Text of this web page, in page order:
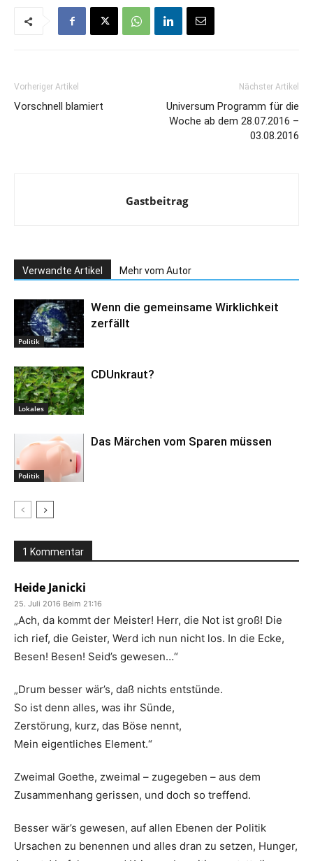
Vorheriger Artikel
Vorschnell blamiert
Nächster Artikel
Universum Programm für die
Woche ab dem 28.07.2016 –
03.08.2016
Gastbeitrag
Verwandte Artikel Mehr vom Autor
Politik
Wenn die gemeinsame Wirklichkeit
zerfällt
Lokales
CDUnkraut?
Politik
Das Märchen vom Sparen müssen
1 Kommentar
Heide Janicki
25. Juli 2016 Beim 21:16
„Ach, da kommt der Meister! Herr, die Not ist groß! Die
ich rief, die Geister, Werd ich nun nicht los. In die Ecke,
Besen! Besen! Seid’s gewesen…“
„Drum besser wär’s, daß nichts entstünde.
So ist denn alles, was ihr Sünde,
Zerstörung, kurz, das Böse nennt,
Mein eigentliches Element.“
Zweimal Goethe, zweimal – zugegeben – aus dem
Zusammenhang gerissen, und doch so treffend.
Besser wär’s gewesen, auf allen Ebenen der Politik
Ursachen zu benennen und alles dran zu setzen, Hunger,